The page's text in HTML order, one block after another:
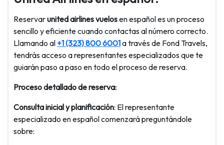
Reservarunited airlines vuelosen español es un proceso
sencillo y eficiente cuando contactas al número correcto.
Llamando al +1 (323) 800 6001a través de Fond Travels,
tendrás acceso a representantes especializados que te
guiarán paso a paso en todo el proceso de reserva.
Proceso detallado de reserva:
Consulta inicial y planificación: El representante
especializado en español comenzará preguntándole
sobre: